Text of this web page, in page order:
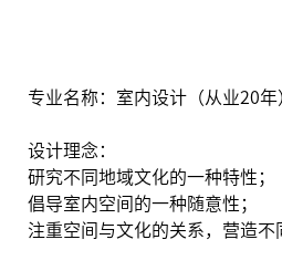
专业名称：室内设计（从业20年
设计理念：
研究不同地域文化的一种特性；
倡导室内空间的一种随意性；
注重空间与文化的关系，营造不